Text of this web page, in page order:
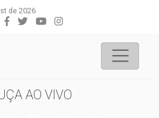
de 2026
AO VIVO